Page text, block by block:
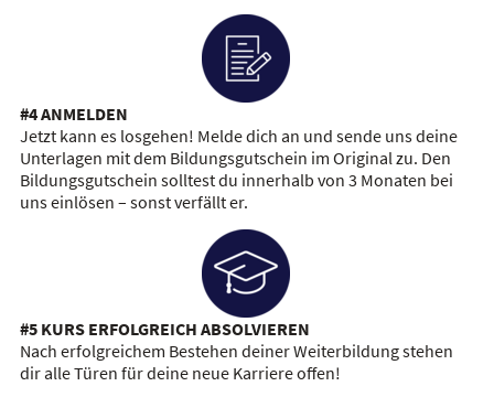
#4 ANMELDEN
Jetzt kann es losgehen! Melde dich an und sende uns deine
Unterlagen mit dem Bildungsgutschein im Original zu. Den
Bildungsgutschein solltest du innerhalb von 3 Monaten bei
uns einlösen – sonst verfällt er.
#5 KURS ERFOLGREICH ABSOLVIEREN
Nach erfolgreichem Bestehen deiner Weiterbildung stehen
dir alle Türen für deine neue Karriere offen!